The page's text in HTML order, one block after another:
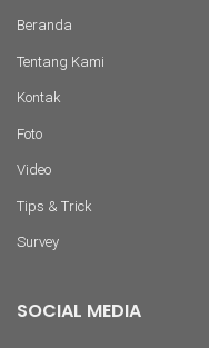
Beranda
Tentang Kami
Kontak
Foto
Video
Tips & Trick
Survey
SOCIAL MEDIA